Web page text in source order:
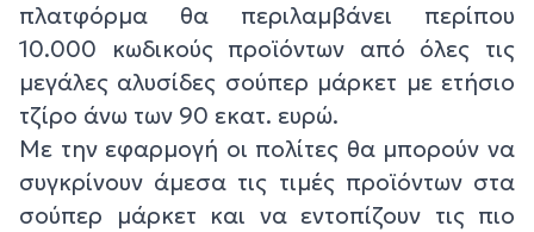
πλατφόρμα θα περιλαμβάνει περίπου
10.000 κωδικούς προϊόντων από όλες τις
μεγάλες αλυσίδες σούπερ μάρκετ με ετήσιο
τζίρο άνω των 90 εκατ. ευρώ.
Με την εφαρμογή οι πολίτες θα μπορούν να
συγκρίνουν άμεσα τις τιμές προϊόντων στα
σούπερ μάρκετ και να εντοπίζουν τις πιο